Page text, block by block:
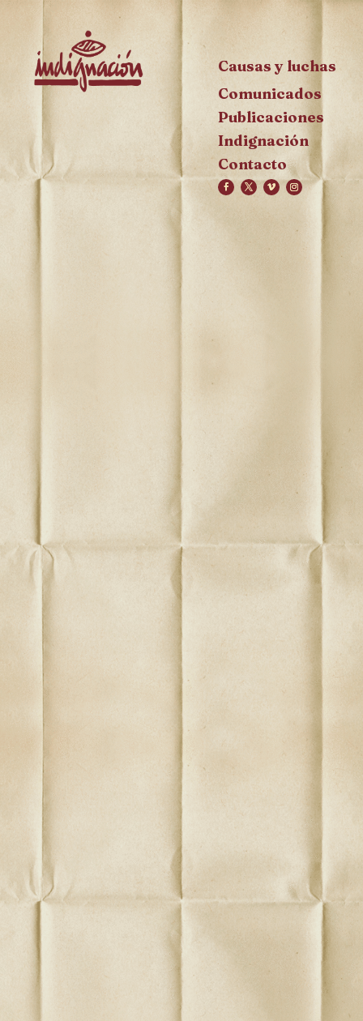
Causas y luchas
Comunicados
Publicaciones
Indignación
Contacto